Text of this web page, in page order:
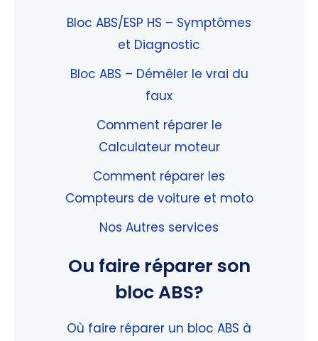
Bloc ABS/ESP HS – Symptômes
et Diagnostic
Bloc ABS – Démêler le vrai du
faux
Comment réparer le
Calculateur moteur
Comment réparer les
Compteurs de voiture et moto
Nos Autres services
Ou faire réparer son
bloc ABS?
Où faire réparer un bloc ABS à